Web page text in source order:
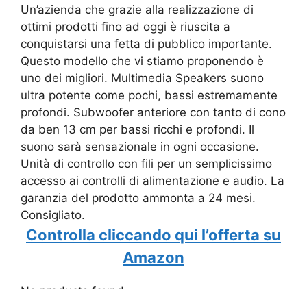
Un’azienda che grazie alla realizzazione di
ottimi prodotti fino ad oggi è riuscita a
conquistarsi una fetta di pubblico importante.
Questo modello che vi stiamo proponendo è
uno dei migliori. Multimedia Speakers suono
ultra potente come pochi, bassi estremamente
profondi. Subwoofer anteriore con tanto di cono
da ben 13 cm per bassi ricchi e profondi. Il
suono sarà sensazionale in ogni occasione.
Unità di controllo con fili per un semplicissimo
accesso ai controlli di alimentazione e audio. La
garanzia del prodotto ammonta a 24 mesi.
Consigliato.
Controlla cliccando qui l’offerta su
Amazon